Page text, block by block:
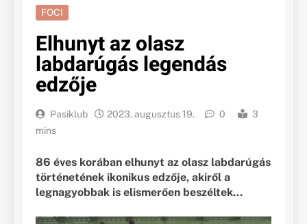
FOCI
Elhunyt az olasz
labdarúgás legendás
edzője
Pasiklub 2023. augusztus 19. 0
3
mins
86 éves korában elhunyt az olasz labdarúgás
történetének ikonikus edzője, akiről a
legnagyobbak is elismerően beszéltek…